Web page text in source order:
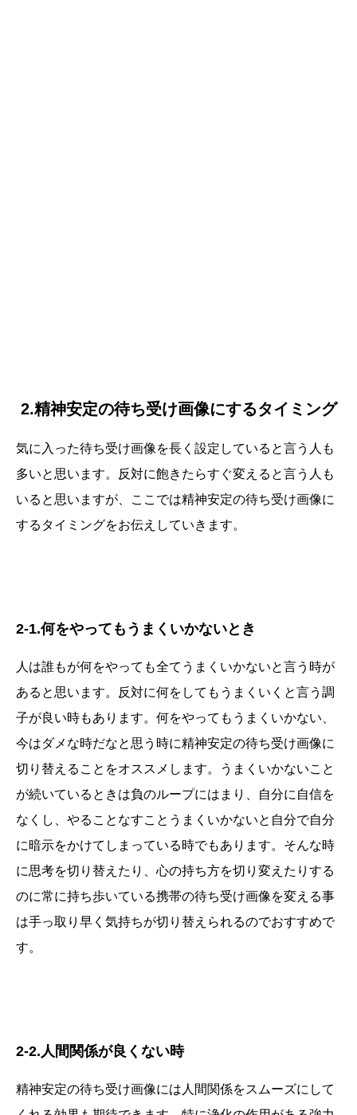
2.精神安定の待ち受け画像にするタイミング
気に入った待ち受け画像を長く設定していると言う人も
多いと思います。反対に飽きたらすぐ変えると言う人も
いると思いますが、ここでは精神安定の待ち受け画像に
するタイミングをお伝えしていきます。
2-1.何をやってもうまくいかないとき
人は誰もが何をやっても全てうまくいかないと言う時が
あると思います。反対に何をしてもうまくいくと言う調
子が良い時もあります。何をやってもうまくいかない、
今はダメな時だなと思う時に精神安定の待ち受け画像に
切り替えることをオススメします。うまくいかないこと
が続いているときは負のループにはまり、自分に自信を
なくし、やることなすことうまくいかないと自分で自分
に暗示をかけてしまっている時でもあります。そんな時
に思考を切り替えたり、心の持ち方を切り変えたりする
のに常に持ち歩いている携帯の待ち受け画像を変える事
は手っ取り早く気持ちが切り替えられるのでおすすめで
す。
2-2.人間関係が良くない時
精神安定の待ち受け画像には人間関係をスムーズにして